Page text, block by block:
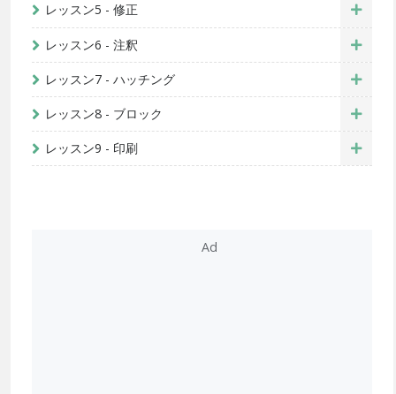
レッスン5 - 修正
レッスン6 - 注釈
レッスン7 - ハッチング
レッスン8 - ブロック
レッスン9 - 印刷